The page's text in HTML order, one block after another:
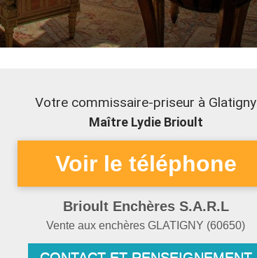
Votre commissaire-priseur à Glatigny
Maître Lydie Brioult
Brioult Enchères S.A.R.L
Vente aux enchèresGLATIGNY (60650)